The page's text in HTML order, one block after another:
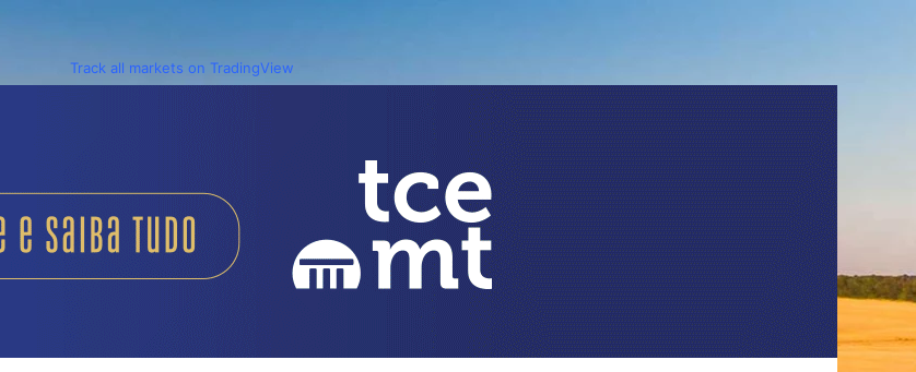
Track all markets on TradingView